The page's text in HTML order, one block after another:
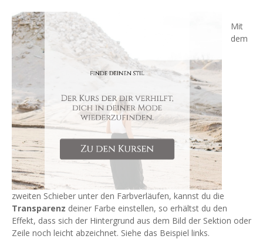
Mit
dem
zweiten Schieber unter den Farbverläufen, kannst du die
Transparenz deiner Farbe einstellen, so erhältst du den
Effekt, dass sich der Hintergrund aus dem Bild der Sektion oder
Zeile noch leicht abzeichnet. Siehe das Beispiel links.